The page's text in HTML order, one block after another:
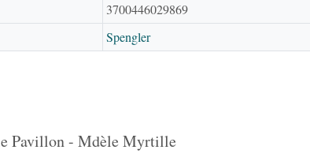
3700446029869
Spengler
Pavillon - Mdèle Myrtille